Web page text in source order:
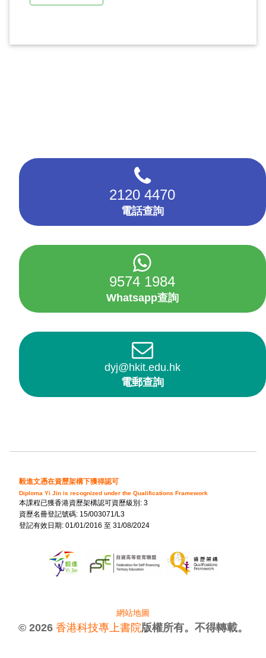
2120 4470
電話查詢
9574 1984
Whatsapp查詢
dyj@hkit.edu.hk
電郵查詢
毅進文憑在資歷架構下獲得認可
Diploma Yi Jin is recognized under the Qualifications Framework
本課程已獲香港資歷架構認可資歷級別: 3
資歷名冊登記號碼: 15/003071/L3
登記有效日期: 01/01/2016 至 31/08/2024
網站地圖
© 2026 香港科技專上書院版權所有。不得轉載。